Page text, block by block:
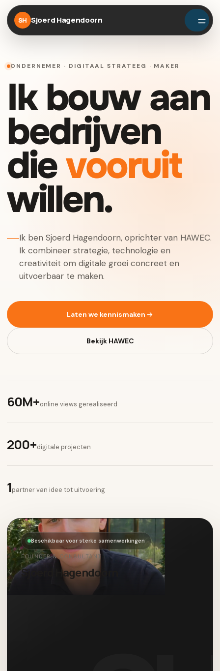
SH Sjoerd Hagendoorn
ONDERNEMER · DIGITAAL STRATEEG · MAKER
Ik bouw aan
bedrijven
dievooruit
willen.
Ik ben Sjoerd Hagendoorn, oprichter van HAWEC.
Ik combineer strategie, technologie en
creativiteit om digitale groei concreet en
uitvoerbaar te maken.
Laten we kennismaken
Bekijk HAWEC
60M+online views gerealiseerd
200+digitale projecten
1partner van idee tot uitvoering
Beschikbaar voor sterke samenwerkingen
FOUNDER & CONSULTANT
Sjoerd Hagendoorn